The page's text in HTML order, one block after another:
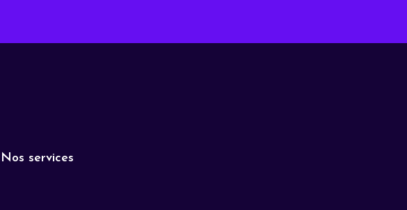
Nos services